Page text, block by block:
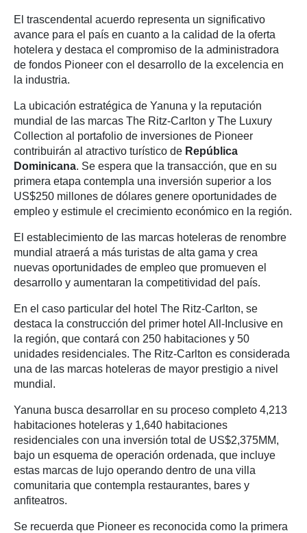
El trascendental acuerdo representa un significativo
avance para el país en cuanto a la calidad de la oferta
hotelera y destaca el compromiso de la administradora
de fondos Pioneer con el desarrollo de la excelencia en
la industria.
La ubicación estratégica de Yanuna y la reputación
mundial de las marcas The Ritz-Carlton y The Luxury
Collection al portafolio de inversiones de Pioneer
contribuirán al atractivo turístico de República
Dominicana. Se espera que la transacción, que en su
primera etapa contempla una inversión superior a los
US$250 millones de dólares genere oportunidades de
empleo y estimule el crecimiento económico en la región.
El establecimiento de las marcas hoteleras de renombre
mundial atraerá a más turistas de alta gama y crea
nuevas oportunidades de empleo que promueven el
desarrollo y aumentaran la competitividad del país.
En el caso particular del hotel The Ritz-Carlton, se
destaca la construcción del primer hotel All-Inclusive en
la región, que contará con 250 habitaciones y 50
unidades residenciales. The Ritz-Carlton es considerada
una de las marcas hoteleras de mayor prestigio a nivel
mundial.
Yanuna busca desarrollar en su proceso completo 4,213
habitaciones hoteleras y 1,640 habitaciones
residenciales con una inversión total de US$2,375MM,
bajo un esquema de operación ordenada, que incluye
estas marcas de lujo operando dentro de una villa
comunitaria que contempla restaurantes, bares y
anfiteatros.
Se recuerda que Pioneer es reconocida como la primera